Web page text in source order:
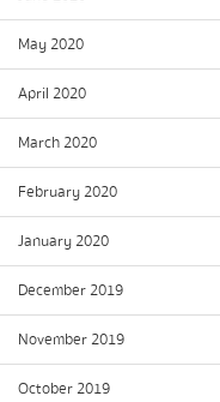
May 2020
April 2020
March 2020
February 2020
January 2020
December 2019
November 2019
October 2019